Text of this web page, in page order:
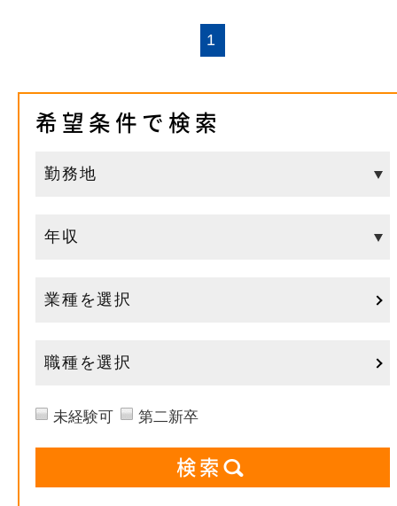
1
希望条件で検索
業種を選択
職種を選択
未経験可 第二新卒